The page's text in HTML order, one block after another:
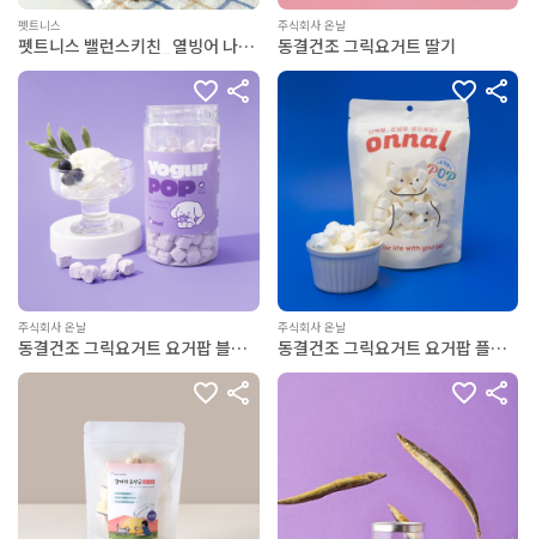
펫트니스
펫트니스 밸런스키친_열빙어 나이
스트릿츄 30g
주식회사 온날
동결건조 그릭요거트 딸기
주식회사 온날
동결건조 그릭요거트 요거팝 블루
베리
주식회사 온날
동결건조 그릭요거트 요거팝 플레
인